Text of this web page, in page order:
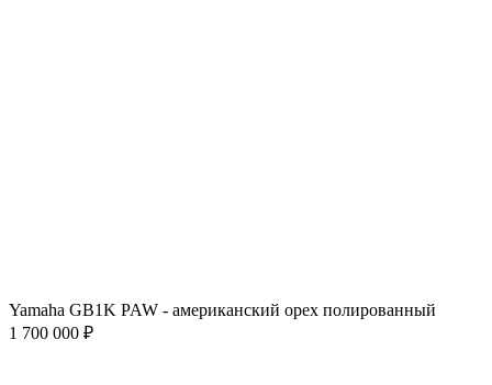
Yamaha GB1K PAW - американский орех полированный
1 700 000 ₽